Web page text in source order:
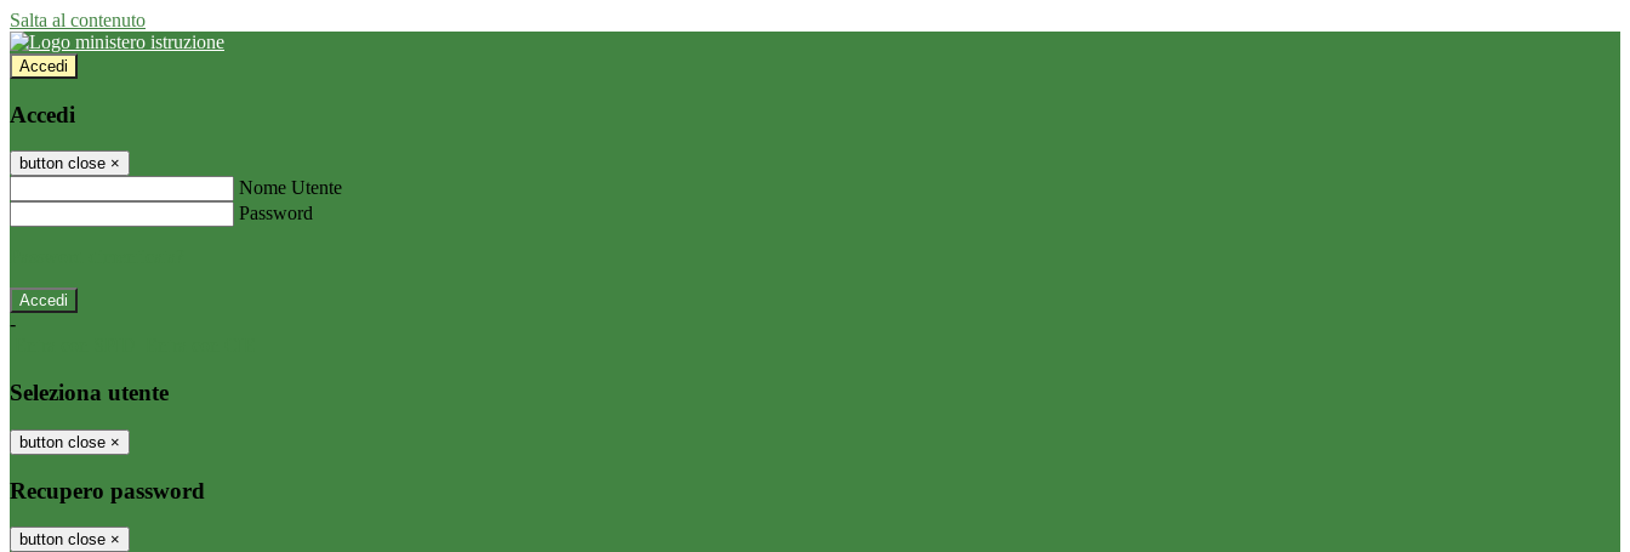
Salta al contenuto
Accedi
Accedi
button close ×
Nome Utente
Password
-
Seleziona utente
button close ×
Recupero password
button close ×